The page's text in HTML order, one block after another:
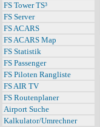
FS Tower TS³
FS Server
FS ACARS
FS ACARS Map
FS Statistik
FS Passenger
FS Piloten Rangliste
FS AIR TV
FS Routenplaner
Airport Suche
Kalkulator/Umrechner